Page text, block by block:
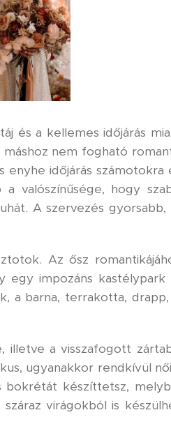
és a kellemes időjárás
nem fogható
időjárás számotokra
valószínűsége, hogy
A szervezés
Az ősz
impozáns kastélypark
a barna, terrakotta,
a visszafogott
ugyanakkor rendkívül
készíttetsz,
virágokból is